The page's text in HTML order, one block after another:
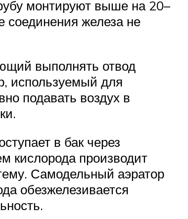
монтируют выше на 20–
соединения железа не
выполнять отвод
используемый для
подавать воздух в
в бак через
кислорода производит
Самодельный аэратор
обезжелезивается